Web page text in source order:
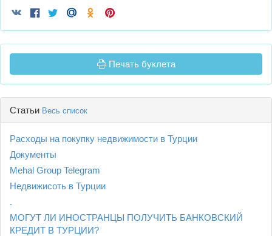
Печать буклета
Статьи Весь список
Расходы на покупку недвижимости в Турции
Документы
Mehal Group Telegram
Недвижисоть в Турции
.
МОГУТ ЛИ ИНОСТРАНЦЫ ПОЛУЧИТЬ БАНКОВСКИЙ
КРЕДИТ В ТУРЦИИ?